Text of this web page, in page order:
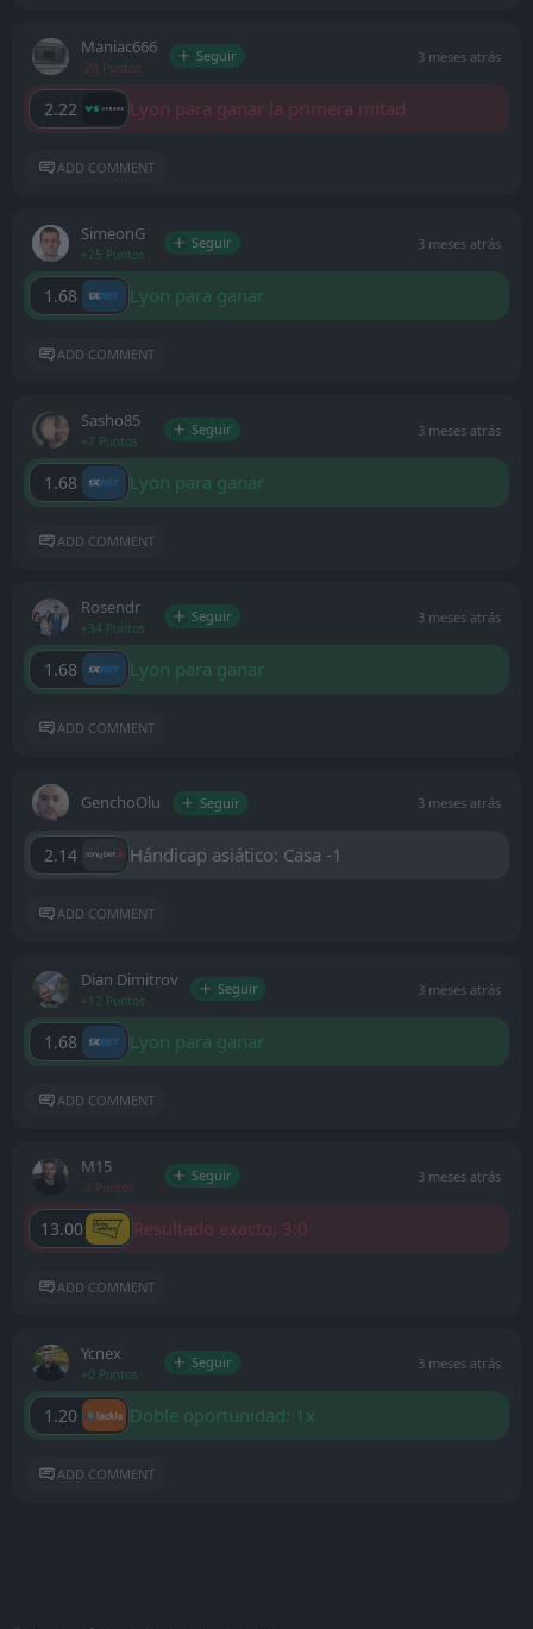
Maniac666
-20 Puntos
Seguir 3 meses atrás
2.22 Lyon para ganar la primera mitad
ADD COMMENT
SimeonG
+25 Puntos
Seguir 3 meses atrás
1.68 Lyon para ganar
ADD COMMENT
Sasho85
+7 Puntos
Seguir 3 meses atrás
1.68 Lyon para ganar
ADD COMMENT
Rosendr
+34 Puntos
Seguir 3 meses atrás
1.68 Lyon para ganar
ADD COMMENT
GenchoOlu Seguir 3 meses atrás
2.14 Hándicap asiático: Casa -1
ADD COMMENT
Dian Dimitrov
+12 Puntos
Seguir 3 meses atrás
1.68 Lyon para ganar
ADD COMMENT
M15
-3 Puntos
Seguir 3 meses atrás
13.00 Resultado exacto: 3:0
ADD COMMENT
Ycnex
+0 Puntos
Seguir 3 meses atrás
1.20 Doble oportunidad: 1x
ADD COMMENT